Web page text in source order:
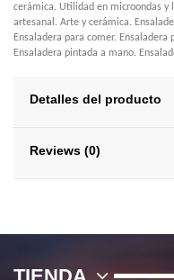
cerámica. Utilidad en microondas y
artesanal. Arte y cerámica.
Ensaladera para comer.
Ensaladera pintada a mano.
Detalles del producto
Reviews (0)